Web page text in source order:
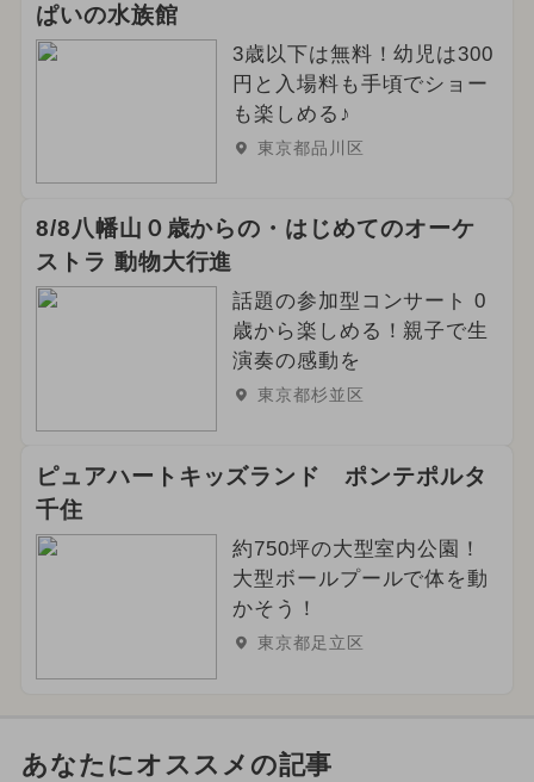
ぱいの水族館
3歳以下は無料！幼児は300
円と入場料も手頃でショー
も楽しめる♪
東京都品川区
8/8八幡山０歳からの・はじめてのオーケ
ストラ 動物大行進
話題の参加型コンサート 0
歳から楽しめる！親子で生
演奏の感動を
東京都杉並区
ピュアハートキッズランド ポンテポルタ
千住
約750坪の大型室内公園！
大型ボールプールで体を動
かそう！
東京都足立区
あなたにオススメの記事